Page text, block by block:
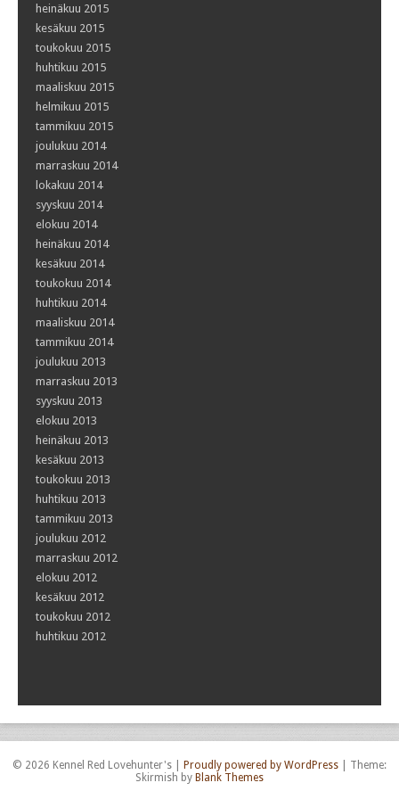
heinäkuu 2015
kesäkuu 2015
toukokuu 2015
huhtikuu 2015
maaliskuu 2015
helmikuu 2015
tammikuu 2015
joulukuu 2014
marraskuu 2014
lokakuu 2014
syyskuu 2014
elokuu 2014
heinäkuu 2014
kesäkuu 2014
toukokuu 2014
huhtikuu 2014
maaliskuu 2014
tammikuu 2014
joulukuu 2013
marraskuu 2013
syyskuu 2013
elokuu 2013
heinäkuu 2013
kesäkuu 2013
toukokuu 2013
huhtikuu 2013
tammikuu 2013
joulukuu 2012
marraskuu 2012
elokuu 2012
kesäkuu 2012
toukokuu 2012
huhtikuu 2012
© 2026 Kennel Red Lovehunter's Proudly powered by WordPress
Theme:
Skirmish by Blank Themes